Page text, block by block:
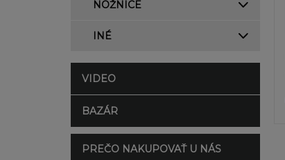
NOŽNICE
INÉ
VIDEO
BAZÁR
PREČO NAKUPOVAŤ U NÁS